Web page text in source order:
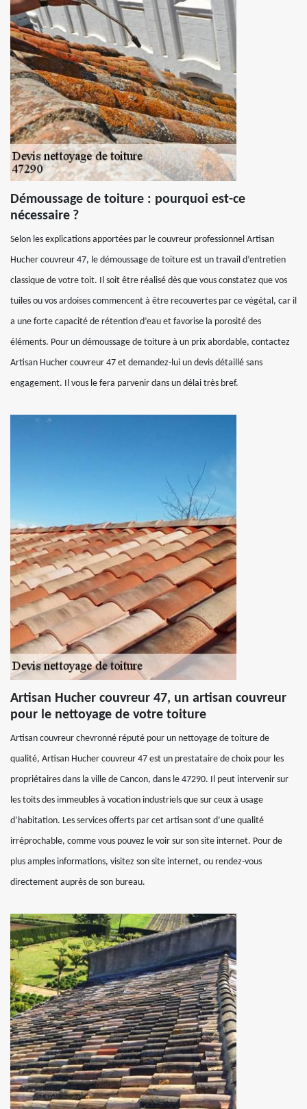
Démoussage de toiture : pourquoi est-ce
nécessaire ?
Selon les explications apportées par le couvreur professionnel Artisan
Hucher couvreur 47, le démoussage de toiture est un travail d’entretien
classique de votre toit. Il soit être réalisé dès que vous constatez que vos
tuiles ou vos ardoises commencent à être recouvertes par ce végétal, car il
a une forte capacité de rétention d’eau et favorise la porosité des
éléments. Pour un démoussage de toiture à un prix abordable, contactez
Artisan Hucher couvreur 47 et demandez-lui un devis détaillé sans
engagement. Il vous le fera parvenir dans un délai très bref.
Artisan Hucher couvreur 47, un artisan couvreur
pour le nettoyage de votre toiture
Artisan couvreur chevronné réputé pour un nettoyage de toiture de
qualité, Artisan Hucher couvreur 47 est un prestataire de choix pour les
propriétaires dans la ville de Cancon, dans le 47290. Il peut intervenir sur
les toits des immeubles à vocation industriels que sur ceux à usage
d’habitation. Les services offerts par cet artisan sont d’une qualité
irréprochable, comme vous pouvez le voir sur son site internet. Pour de
plus amples informations, visitez son site internet, ou rendez-vous
directement auprès de son bureau.